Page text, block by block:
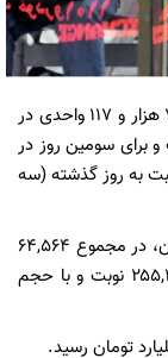
: شاخص کل بورس تهران با ریزش ۷ هزار و ۱۱۷ واحدی در
واحدی قرار گرفت و برای سومین روز در
به روز گذشته (سه
، در معاملات امروز بورس تهران، در مجموع ۶۴,۵۶۴
میلیارد ریال دادوستد شد که این معاملات در ۲۵۵,۴۲۰ نوبت و با حجم